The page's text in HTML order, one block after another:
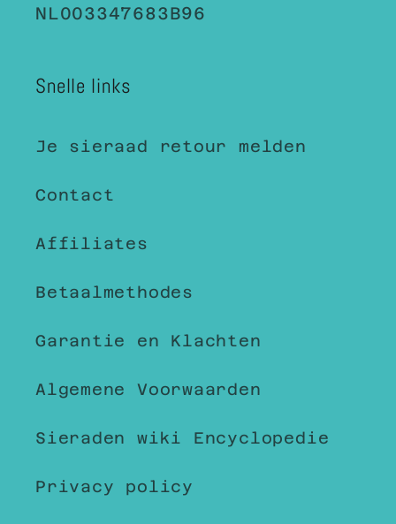
NL003347683B96
Snelle links
Je sieraad retour melden
Contact
Affiliates
Betaalmethodes
Garantie en Klachten
Algemene Voorwaarden
Sieraden wiki Encyclopedie
Privacy policy